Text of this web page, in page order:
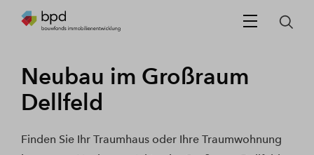
Neubau im Großraum
Dellfeld
Finden Sie Ihr Traumhaus oder Ihre Traumwohnung